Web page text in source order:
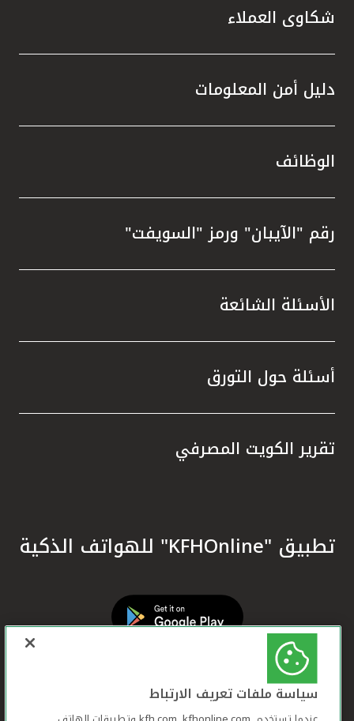
شكاوى العملاء
دليل أمن المعلومات
الوظائف
رقم "الآيبان" ورمز "السويفت"
الأسئلة الشائعة
أسئلة حول التورق
تقرير الكويت المصرفي
تطبيق "KFHOnline" للهواتف الذكية
سياسة ملفات تعريف الارتباط